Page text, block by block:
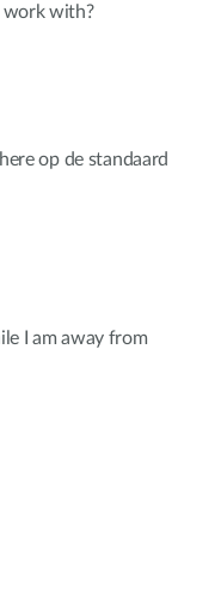
work with?
op de standaard
I am away from